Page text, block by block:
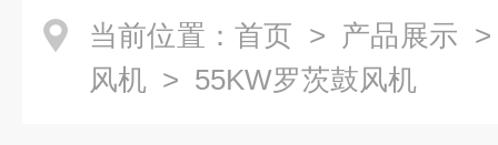
当前位置： 首页 > 产品展示
风机 > 55KW罗茨鼓风机